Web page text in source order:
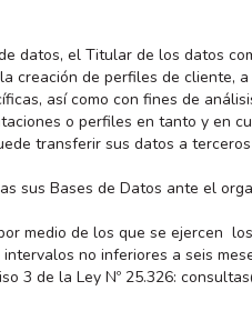
datos, el Titular de los datos
creación de perfiles de cliente,
así como con fines de
o perfiles en tanto y en
transferir sus datos a
sus Bases de Datos ante el
medio de los que se ejercen
no inferiores a seis
3 de la Ley Nº 25.326: